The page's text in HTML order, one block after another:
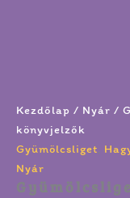
Kezdőlap / Nyár /
könyvjelzők
Gyümölcsliget,
Nyár